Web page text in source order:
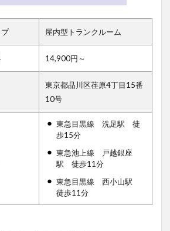
プ 屋内型トランクルーム
14,900円～
東京都品川区荏原4丁目15番
10号
東急目黒線 洗足駅 徒
歩15分
東急池上線 戸越銀座
駅 徒歩11分
東急目黒線 西小山駅
徒歩11分